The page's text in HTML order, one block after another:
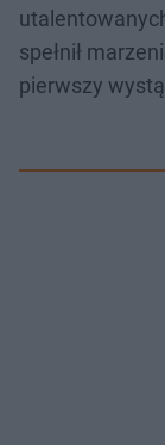
spełnił
pierwszy